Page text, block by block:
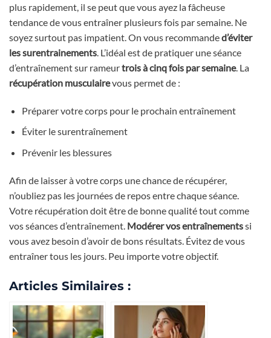
plus rapidement, il se peut que vous ayez la fâcheuse
tendance de vous entraîner plusieurs fois par semaine. Ne
soyez surtout pas impatient. On vous recommanded’éviter
les surentrainements. L’idéal est de pratiquer une séance
d’entraînement sur rameurtrois à cinq fois par semaine. La
récupération musculairevous permet de :
Préparer votre corps pour le prochain entraînement
Éviter le surentraînement
Prévenir les blessures
Afin de laisser à votre corps une chance de récupérer,
n’oubliez pas les journées de repos entre chaque séance.
Votre récupération doit être de bonne qualité tout comme
vos séances d’entraînement. Modérer vos entraînementssi
vous avez besoin d’avoir de bons résultats. Évitez de vous
entraîner tous les jours. Peu importe votre objectif.
Articles Similaires :